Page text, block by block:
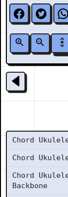
Chord
Chord
Chord
Backbone